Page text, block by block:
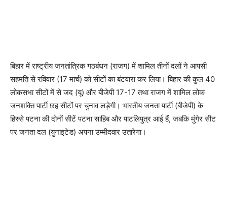
बिहार में राष्ट्रीय जनतांत्रिक गठबंधन (राजग) में शामिल तीनों दलों ने आपसी
सहमति से रविवार (17 मार्च) को सीटों का बंटवारा कर लिया। बिहार की कुल 40
लोकसभा सीटों में से जद (यू) और बीजेपी 17-17 तथा राजग में शामिल लोक
जनशक्ति पार्टी छह सीटों पर चुनाव लड़ेगी। भारतीय जनता पार्टी (बीजेपी) के
हिस्से पटना की दोनों सीटें पटना साहिब और पाटलिपुत्र आई हैं, जबकि मुंगेर सीट
पर जनता दल (युनाइटेड) अपना उम्मीदवार उतारेगा।